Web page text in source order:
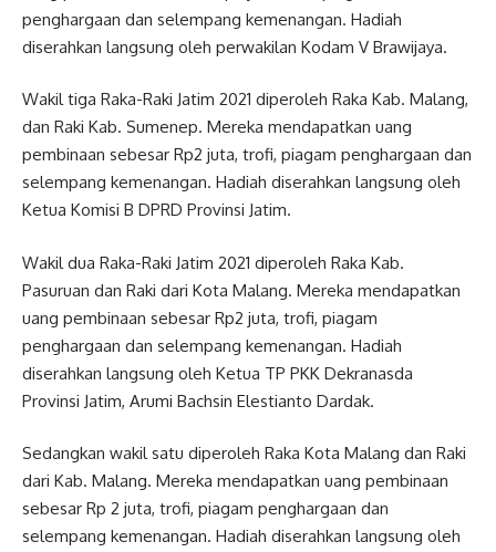
penghargaan dan selempang kemenangan. Hadiah
diserahkan langsung oleh perwakilan Kodam V Brawijaya.
Wakil tiga Raka-Raki Jatim 2021 diperoleh Raka Kab. Malang,
dan Raki Kab. Sumenep. Mereka mendapatkan uang
pembinaan sebesar Rp2 juta, trofi, piagam penghargaan dan
selempang kemenangan. Hadiah diserahkan langsung oleh
Ketua Komisi B DPRD Provinsi Jatim.
Wakil dua Raka-Raki Jatim 2021 diperoleh Raka Kab.
Pasuruan dan Raki dari Kota Malang. Mereka mendapatkan
uang pembinaan sebesar Rp2 juta, trofi, piagam
penghargaan dan selempang kemenangan. Hadiah
diserahkan langsung oleh Ketua TP PKK Dekranasda
Provinsi Jatim, Arumi Bachsin Elestianto Dardak.
Sedangkan wakil satu diperoleh Raka Kota Malang dan Raki
dari Kab. Malang. Mereka mendapatkan uang pembinaan
sebesar Rp 2 juta, trofi, piagam penghargaan dan
selempang kemenangan. Hadiah diserahkan langsung oleh